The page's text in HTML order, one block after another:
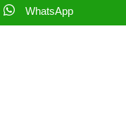
WhatsApp